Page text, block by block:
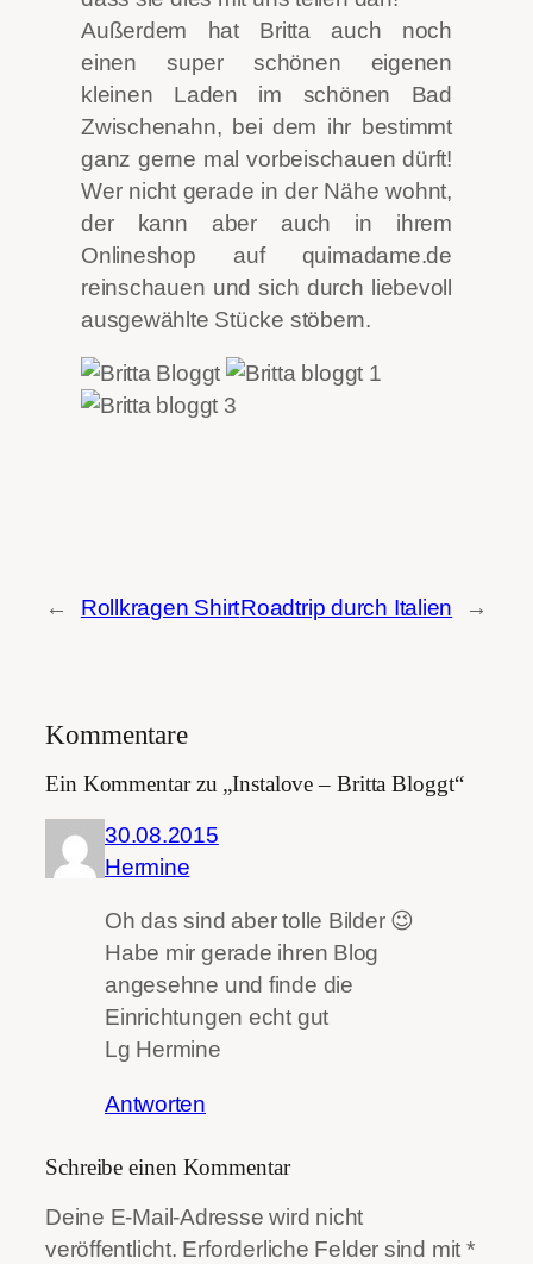
Außerdem hat Britta auch noch
einen super schönen eigenen
kleinen Laden im schönen Bad
Zwischenahn, bei dem ihr bestimmt
ganz gerne mal vorbeischauen dürft!
Wer nicht gerade in der Nähe wohnt,
der kann aber auch in ihrem
Onlineshop auf quimadame.de
reinschauen und sich durch liebevoll
ausgewählte Stücke stöbern.
← Rollkragen ShirtRoadtrip durch Italien →
Kommentare
Ein Kommentar zu „Instalove – Britta Bloggt“
30.08.2015
Hermine
Oh das sind aber tolle Bilder 😉
Habe mir gerade ihren Blog
angesehne und finde die
Einrichtungen echt gut
Lg Hermine
Antworten
Schreibe einen Kommentar
Deine E-Mail-Adresse wird nicht
veröffentlicht. Erforderliche Felder sind mit *